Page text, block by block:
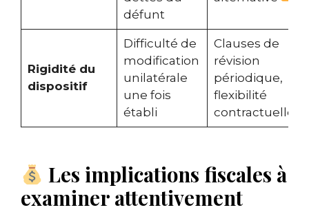
défunt
Rigidité du
dispositif
Difficulté de
modification
unilatérale
une fois
établi
Clauses de
révision
périodique,
flexibilité
contractuelle
Les implications fiscales à
examiner attentivement